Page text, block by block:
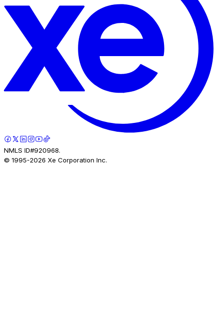
NMLS ID#920968.
© 1995-2026 Xe Corporation Inc.